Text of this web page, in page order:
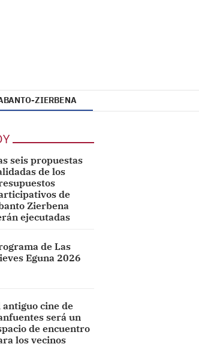
ZIERBENA
seis propuestas
de los
de
Zierbena
ejecutadas
de Las
Eguna 2026
antiguo cine de
será un
de encuentro
los vecinos